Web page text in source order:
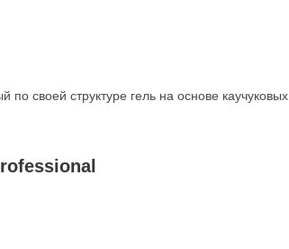
своей структуре гель на основе каучуковых